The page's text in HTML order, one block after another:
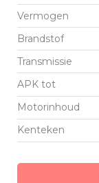
Vermogen
Brandstof
Transmissie
APK tot
Motorinhoud
Kenteken